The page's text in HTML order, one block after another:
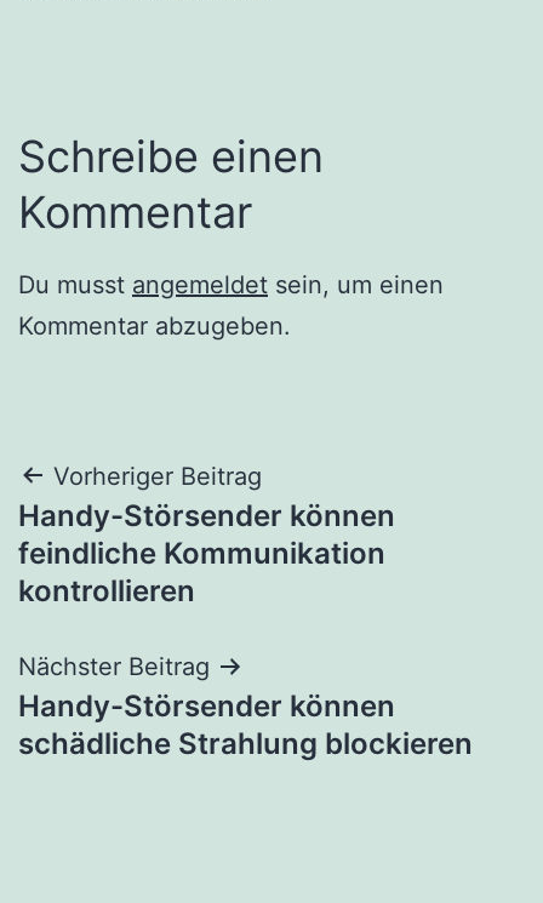
Schreibe einen
Kommentar
Du musst angemeldet sein, um einen
Kommentar abzugeben.
Beitragsnavigation
Vorheriger Beitrag
Handy-Störsender können
feindliche Kommunikation
kontrollieren
Nächster Beitrag
Handy-Störsender können
schädliche Strahlung blockieren